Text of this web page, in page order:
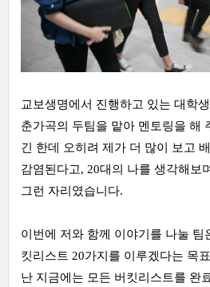
교보생명에서 진행하고 있는 대학
춘가곡의 두팀을 맡아 멘토링을 해
긴 한데 오히려 제가 더 많이 보고
감염된다고, 20대의 나를 생각해보
그런 자리였습니다.
이번에 저와 함께 이야기를 나눌 팀
킷리스트 20가지를 이루겠다는 목
난 지금에는 모든 버킷리스트를 완